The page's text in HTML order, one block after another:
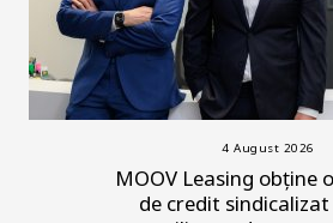
4 August 2026
MOOV Leasing obține
de credit